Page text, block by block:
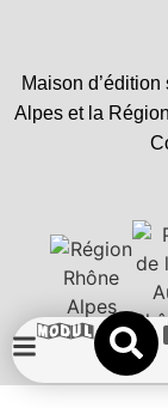
Maison
Alpes et la